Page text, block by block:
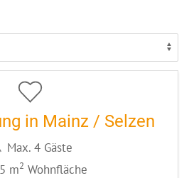
CODE: MZ071
in Mainz / Selzen
Max. 4 Gäste
m2 Wohnfläche